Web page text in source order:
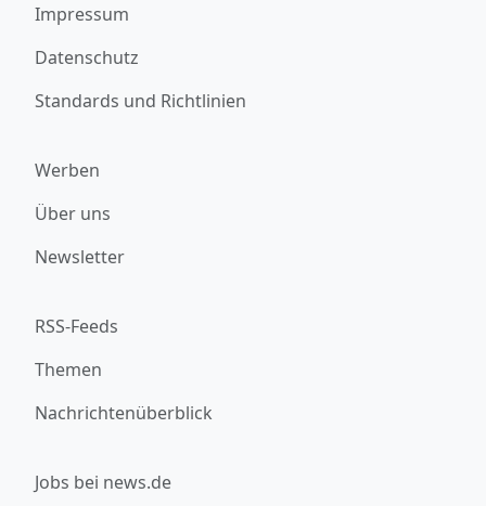
Impressum
Datenschutz
Standards und Richtlinien
Werben
Über uns
Newsletter
RSS-Feeds
Themen
Nachrichtenüberblick
Jobs bei news.de